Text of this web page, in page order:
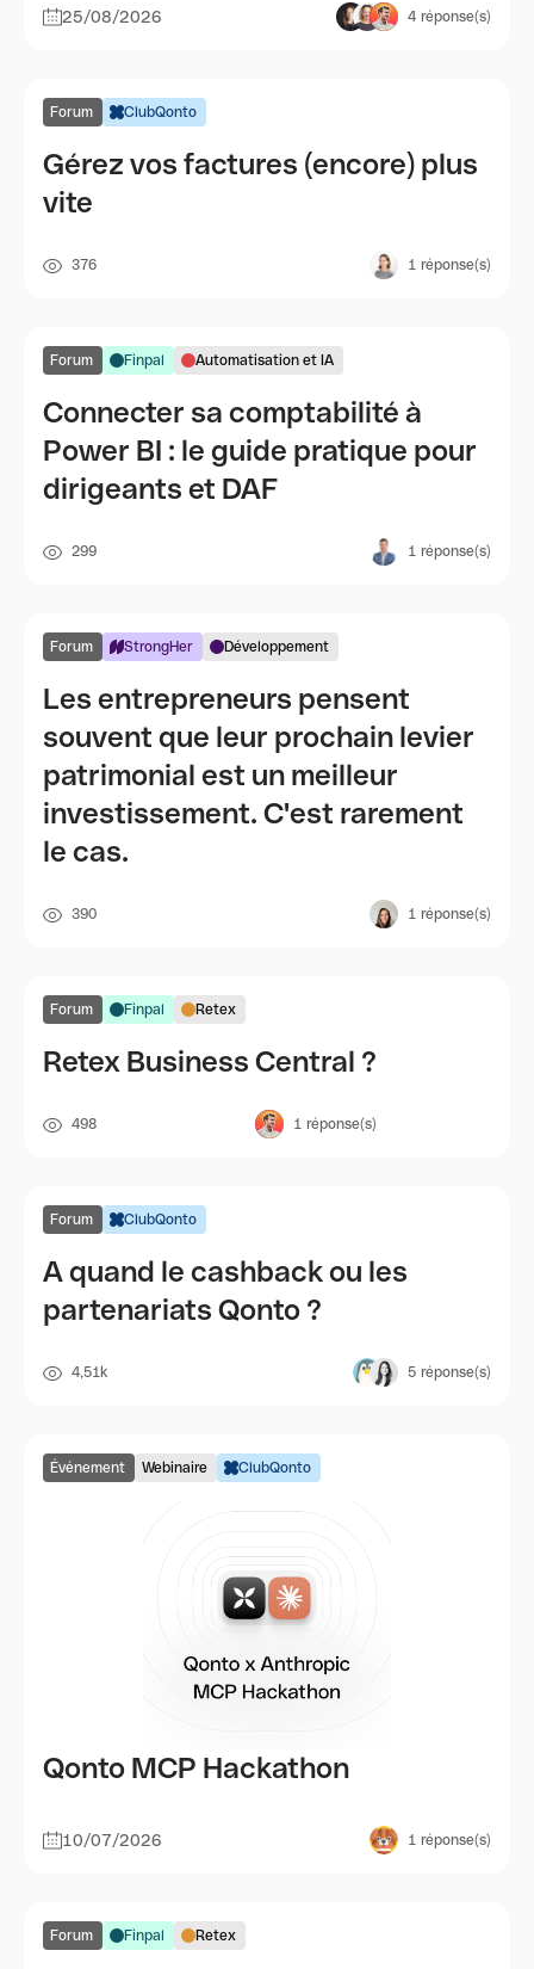
25/08/2026 4 réponse(s)
Forum ClubQonto
Gérez vos factures (encore) plus
vite
376 1 réponse(s)
Forum Finpal Automatisation et IA
Connecter sa comptabilité à
Power BI : le guide pratique pour
dirigeants et DAF
299 1 réponse(s)
Forum StrongHer Développement
Les entrepreneurs pensent
souvent que leur prochain levier
patrimonial est un meilleur
investissement. C'est rarement
le cas.
390 1 réponse(s)
Forum Finpal Retex
Retex Business Central ?
498 1 réponse(s)
Forum ClubQonto
A quand le cashback ou les
partenariats Qonto ?
4,51k 5 réponse(s)
Événement Webinaire ClubQonto
Qonto MCP Hackathon
10/07/2026 1 réponse(s)
Forum Finpal Retex